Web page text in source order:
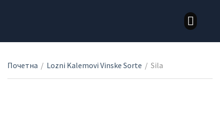
Почетна / Lozni Kalemovi Vinske Sorte / Sila